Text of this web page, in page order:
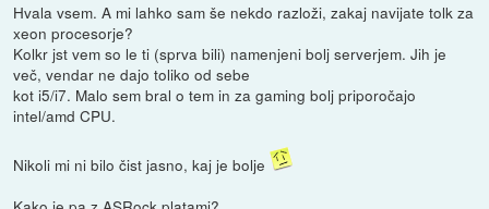
Hvala vsem. A mi lahko sam še nekdo razloži, zakaj navijate tolk za
xeon procesorje?
Kolkr jst vem so le ti (sprva bili) namenjeni bolj serverjem. Jih je
več, vendar ne dajo toliko od sebe
kot i5/i7. Malo sem bral o tem in za gaming bolj priporočajo
intel/amd CPU.
Nikoli mi ni bilo čist jasno, kaj je bolje